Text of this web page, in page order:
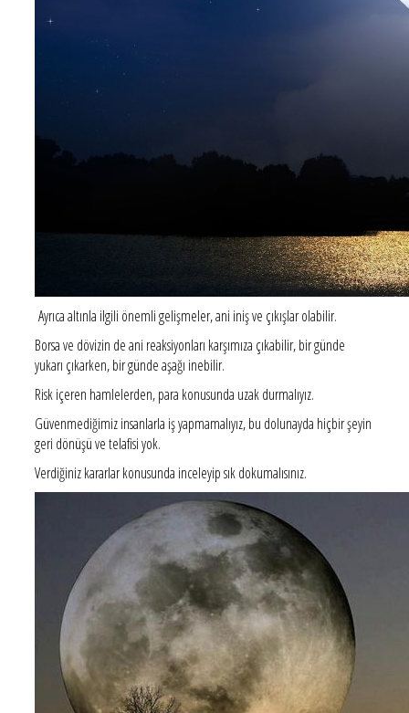
Ayrıca altınla ilgili önemli gelişmeler, ani iniş ve çıkışlar olabilir.
Borsa ve dövizin de ani reaksiyonları karşımıza çıkabilir, bir günde
yukarı çıkarken, bir günde aşağı inebilir.
Risk içeren hamlelerden, para konusunda uzak durmalıyız.
Güvenmediğimiz insanlarla iş yapmamalıyız, bu dolunayda hiçbir şeyin
geri dönüşü ve telafisi yok.
Verdiğiniz kararlar konusunda inceleyip sık dokumalısınız.